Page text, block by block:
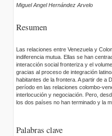
Miguel Angel Hernández Arvelo
Resumen
Las relaciones entre Venezuela y
indiferencia mutua. Ellas se han
interacción social fronteriza y el
gracias al proceso de integración
habitantes de la frontera. A partir de a
período en las relaciones colombo-
interlocución y negociación. Pero,
los dos países no han terminado y la
Palabras clave